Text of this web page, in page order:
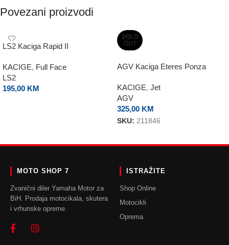
Povezani proizvodi
LS2 Kaciga Rapid II
KACIGE, Full Face
LS2
195,00 KM
SOLD
OUT
AGV Kaciga Eteres Ponza
KACIGE, Jet
AGV
325,00 KM
SKU: 211846
MOTO SHOP 7
Zvanični diler Yamaha Motor za
BiH. Prodaja motocikala, skutera
i vrhunske opreme.
ISTRAŽITE
Shop Online
Motocikli
Oprema